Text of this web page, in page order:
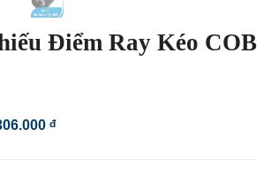
Điểm Ray Kéo COB
đKhoảng